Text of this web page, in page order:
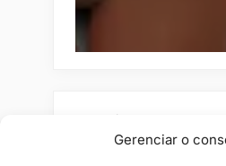
Gerenciar o
Pesquisar